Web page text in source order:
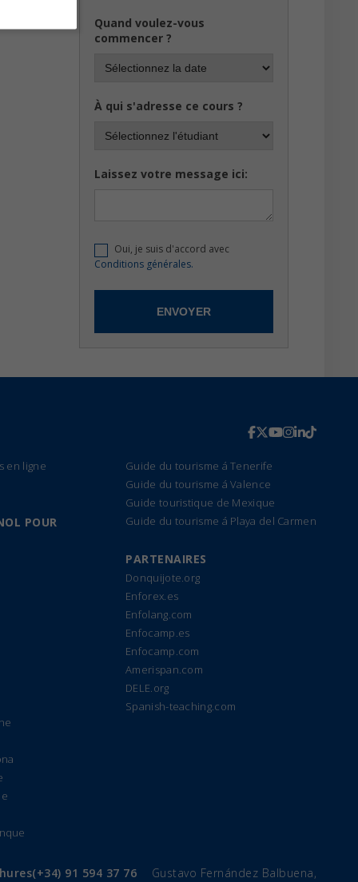
Quand voulez-vous
commencer ?
À qui s'adresse ce cours ?
Laissez votre message ici:
Oui, je suis d'accord avec
Conditions générales.
en ligne
POUR
Guide du tourisme á Tenerife
Guide du tourisme á Valence
Guide touristique de Mexique
Guide du tourisme á Playa del Carmen
PARTENAIRES
Donquijote.org
Enforex.es
Enfolang.com
Enfocamp.es
Enfocamp.com
Amerispan.com
DELE.org
Spanish-teaching.com
(+34) 91 594 37 76
Gustavo Fernández Balbuena,